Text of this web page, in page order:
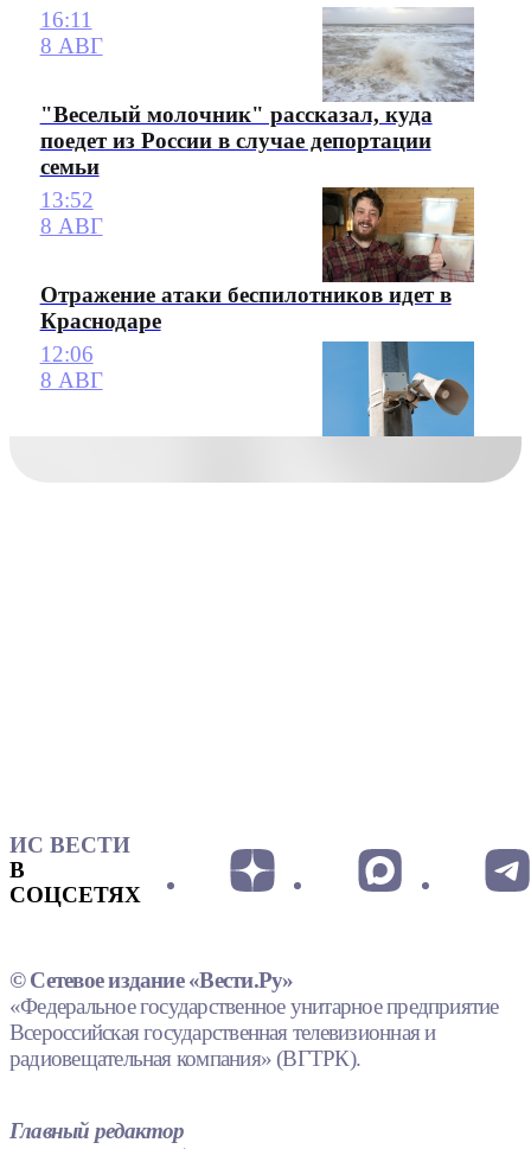
16:11
8 АВГ
"Веселый молочник" рассказал, куда
поедет из России в случае депортации
семьи
13:52
8 АВГ
Отражение атаки беспилотников идет в
Краснодаре
12:06
8 АВГ
ИС ВЕСТИ
В
СОЦСЕТЯХ
© Сетевое издание «Вести.Ру»
«Федеральное государственное унитарное предприятие
Всероссийская государственная телевизионная и
радиовещательная компания» (ВГТРК).
Главный редактор